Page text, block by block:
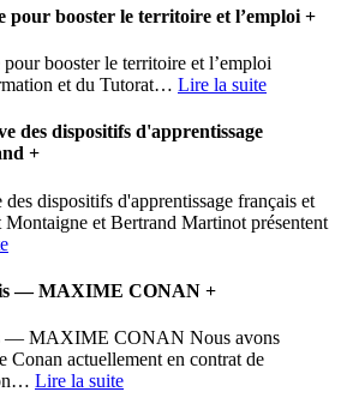
pour booster le territoire et l’emploi +
booster le territoire et l’emploi
et du Tutorat… Lire la suite
des dispositifs d'apprentissage
+
dispositifs d'apprentissage français et
et Bertrand Martinot présentent
— MAXIME CONAN +
— MAXIME CONAN Nous avons
Conan actuellement en contrat de
… Lire la suite